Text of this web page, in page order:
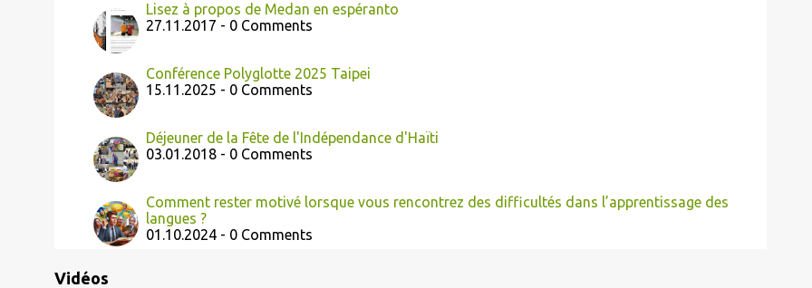
Lisez à propos de Medan en espéranto
27.11.2017 - 0 Comments
Conférence Polyglotte 2025 Taipei
15.11.2025 - 0 Comments
Déjeuner de la Fête de l'Indépendance d'Haïti
03.01.2018 - 0 Comments
Comment rester motivé lorsque vous rencontrez des difficultés dans l’apprentissage des
langues ?
01.10.2024 - 0 Comments
Vidéos